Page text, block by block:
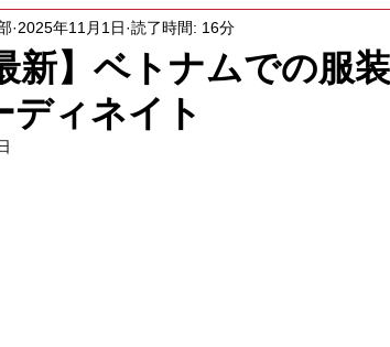
新】ベトナムでの服
ディネイト
2025年11月1日 読了時間: 16分